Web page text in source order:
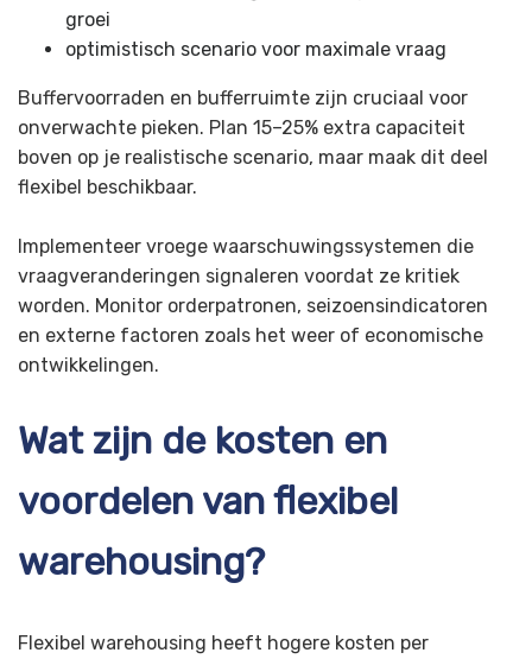
groei
optimistisch scenario voor maximale vraag
Buffervoorraden en bufferruimte zijn cruciaal voor
onverwachte pieken. Plan 15–25% extra capaciteit
boven op je realistische scenario, maar maak dit deel
flexibel beschikbaar.
Implementeer vroege waarschuwingssystemen die
vraagveranderingen signaleren voordat ze kritiek
worden. Monitor orderpatronen, seizoensindicatoren
en externe factoren zoals het weer of economische
ontwikkelingen.
Wat zijn de kosten en
voordelen van flexibel
warehousing?
Flexibel warehousing heeft hogere kosten per